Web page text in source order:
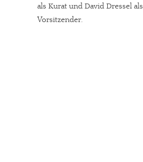
als Kurat und David Dressel als
Vorsitzender.